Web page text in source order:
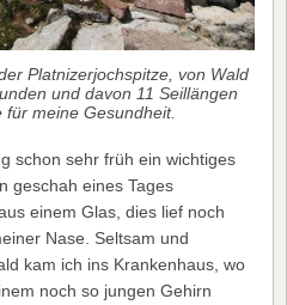
Platnizerjochspitze, von Wald
und davon 11 Seillängen
meine Gesundheit.
schon sehr früh ein wichtiges
geschah eines Tages
einem Glas, dies lief noch
Nase. Seltsam und
kam ich ins Krankenhaus, wo
noch so jungen Gehirn